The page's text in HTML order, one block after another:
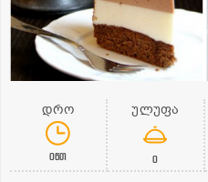
დრო
0წთ
ულუფა
0